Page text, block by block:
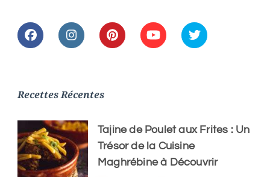
Recettes Récentes
Tajine de Poulet aux Frites : Un
Trésor de la Cuisine
Maghrébine à Découvrir